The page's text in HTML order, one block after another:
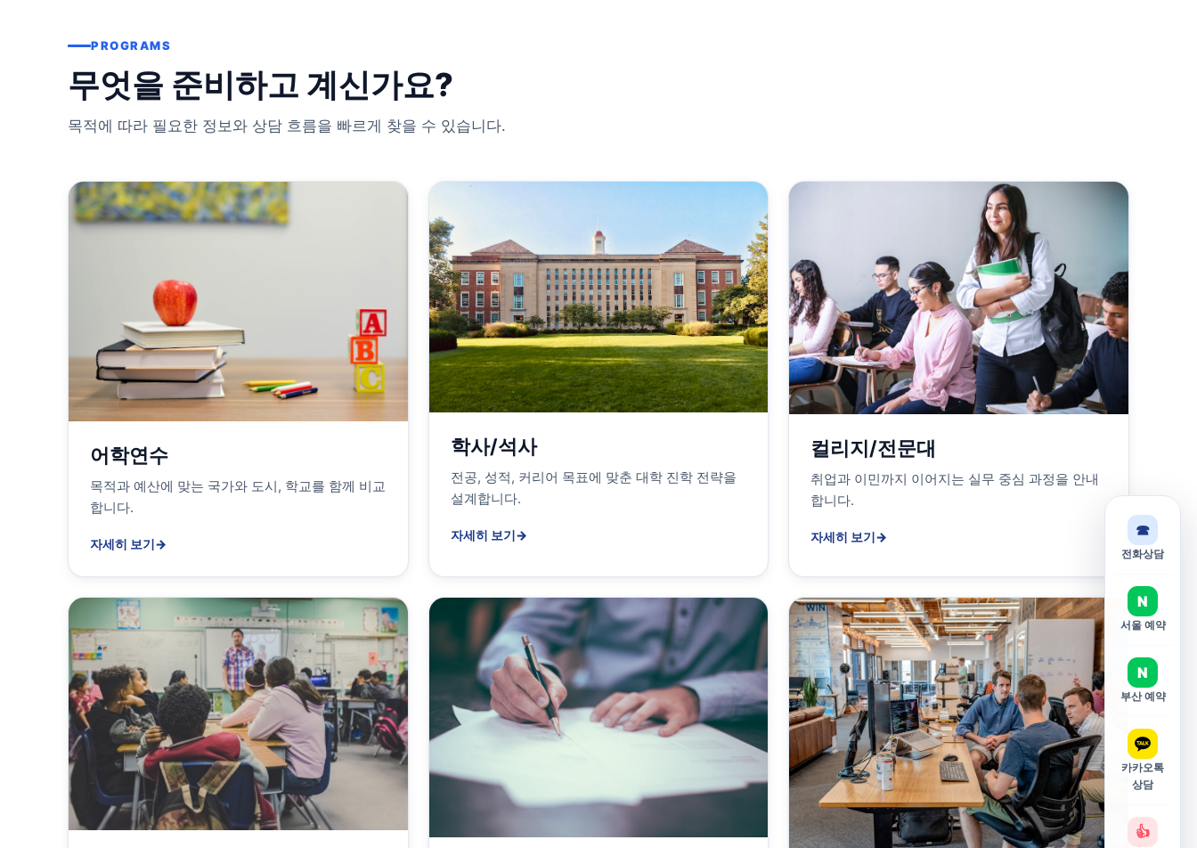
PROGRAMS
무엇을 준비하고 계신가요?
목적에 따라 필요한 정보와 상담 흐름을 빠르게 찾을 수 있습니다.
어학연수
목적과 예산에 맞는 국가와 도시, 학교를 함께 비교
합니다.
자세히 보기→
학사/석사
전공, 성적, 커리어 목표에 맞춘 대학 진학 전략을
설계합니다.
자세히 보기→
컬리지/전문대
취업과 이민까지 이어지는 실무 중심 과정을 안내
합니다.
자세히 보기→ ☎
전화상담
N
서울 예약
N
부산 예약
카카오톡
상담
👍